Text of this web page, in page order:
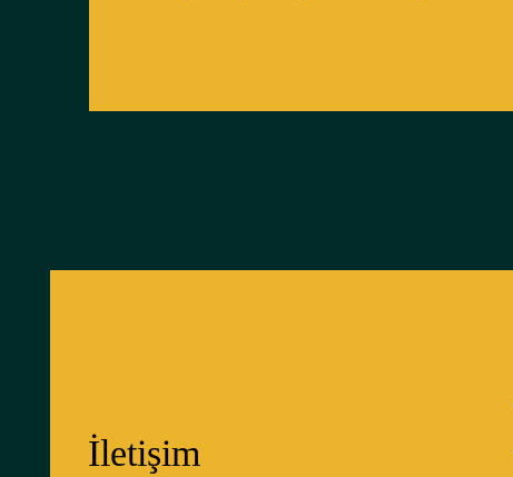
İletişim